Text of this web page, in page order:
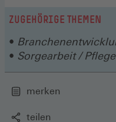
ZUGEHÖRIGE THEMEN
Sorgearbeit / Pflege
merken
teilen